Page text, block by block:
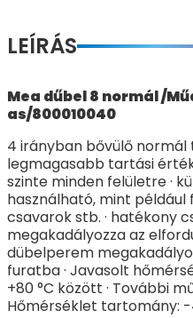
LEÍRÁS
Mea dűbel 8 normál /
as/800010040
4 irányban bővülő normál
legmagasabb tartási
szinte minden felületre ·
használható, mint
csavarok stb. · hatékony
megakadályozza az
dübelperem
furatba · Javasolt
+80 °C között · További
Hőmérséklet tartomány: